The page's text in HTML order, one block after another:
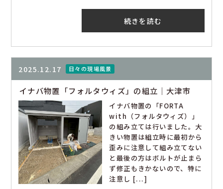
続きを読む
2025.12.17 日々の現場風景
イナバ物置「フォルタウィズ」の組立｜大津市
イナバ物置の「FORTA
with（フォルタウィズ）」
の組み立ては行いました。大
きい物置は組立時に最初から
歪みに注意して組み立てない
と最後の方はボルトが止まら
ず修正もきかないので、特に
注意し [...]